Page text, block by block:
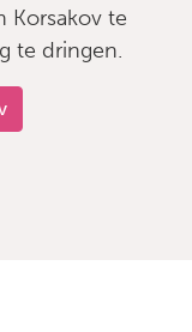
Korsakov te
te dringen.